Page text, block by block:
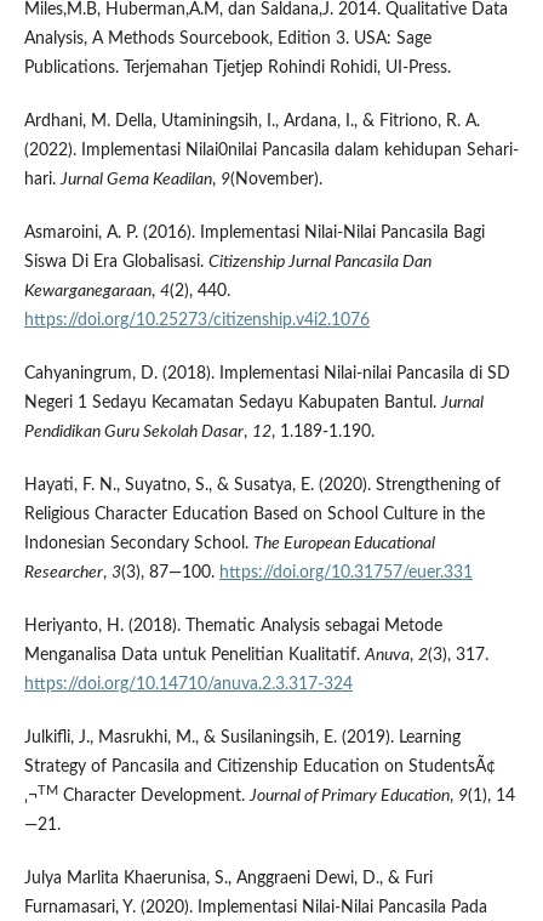
Miles,M.B, Huberman,A.M, dan Saldana,J. 2014. Qualitative Data
Analysis, A Methods Sourcebook, Edition 3. USA: Sage
Publications. Terjemahan Tjetjep Rohindi Rohidi, UI-Press.
Ardhani, M. Della, Utaminingsih, I., Ardana, I., & Fitriono, R. A.
(2022). Implementasi Nilai0nilai Pancasila dalam kehidupan Sehari-
hari.Jurnal Gema Keadilan, 9(November).
Asmaroini, A. P. (2016). Implementasi Nilai-Nilai Pancasila Bagi
Siswa Di Era Globalisasi. Citizenship Jurnal Pancasila Dan
Kewarganegaraan, 4(2), 440.
https://doi.org/10.25273/citizenship.v4i2.1076
Cahyaningrum, D. (2018). Implementasi Nilai-nilai Pancasila di SD
Negeri 1 Sedayu Kecamatan Sedayu Kabupaten Bantul.Jurnal
Pendidikan Guru Sekolah Dasar, 12, 1.189-1.190.
Hayati, F. N., Suyatno, S., & Susatya, E. (2020). Strengthening of
Religious Character Education Based on School Culture in the
Indonesian Secondary School. The European Educational
Researcher, 3(3), 87—100. https://doi.org/10.31757/euer.331
Heriyanto, H. (2018). Thematic Analysis sebagai Metode
Menganalisa Data untuk Penelitian Kualitatif.Anuva, 2(3), 317.
https://doi.org/10.14710/anuva.2.3.317-324
Julkifli, J., Masrukhi, M., & Susilaningsih, E. (2019). Learning
Strategy of Pancasila and Citizenship Education on StudentsÃ¢
‚¬ TMCharacter Development.Journal of Primary Education, 9(1), 14
—21.
Julya Marlita Khaerunisa, S., Anggraeni Dewi, D., & Furi
Furnamasari, Y. (2020). Implementasi Nilai-Nilai Pancasila Pada